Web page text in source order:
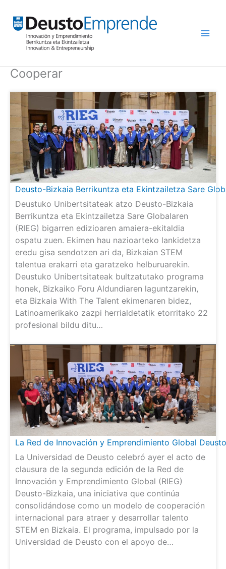
contenido
Cooperar
Deusto-Bizkaia Berrikuntza eta Ekintzailetza Sare
Deustuko Unibertsitateak atzo Deusto-Bizkaia
Berrikuntza eta Ekintzailetza Sare Globalaren
(RIEG) bigarren edizioaren amaiera-ekitaldia
ospatu zuen. Ekimen hau nazioarteko lankidetza
eredu gisa sendotzen ari da, Bizkaian STEM
talentua erakarri eta garatzeko helburuarekin.
Deustuko Unibertsitateak bultzatutako programa
honek, Bizkaiko Foru Aldundiaren laguntzarekin,
eta Bizkaia With The Talent ekimenaren bidez,
Latinoamerikako zazpi herrialdetatik etorritako 22
profesional bildu ditu…
La Red de Innovación y Emprendimiento Global
La Universidad de Deusto celebró ayer el acto de
clausura de la segunda edición de la Red de
Innovación y Emprendimiento Global (RIEG)
Deusto-Bizkaia, una iniciativa que continúa
consolidándose como un modelo de cooperación
internacional para atraer y desarrollar talento
STEM en Bizkaia. El programa, impulsado por la
Universidad de Deusto con el apoyo de…